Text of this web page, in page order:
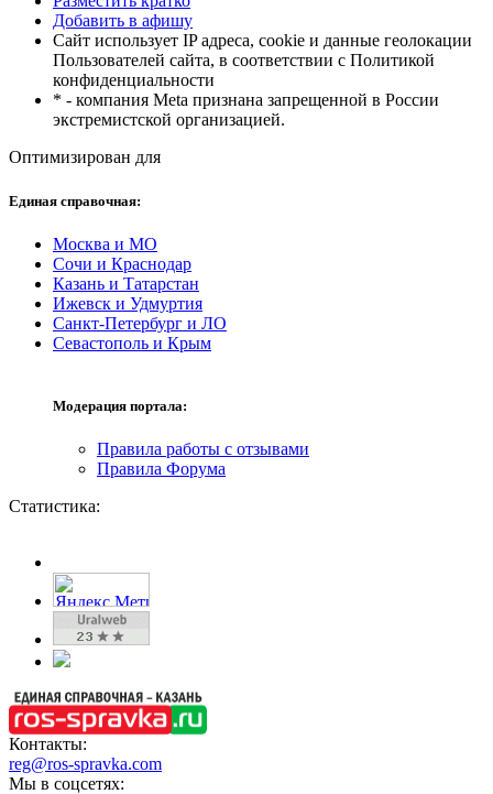
Добавить в афишу
Сайт использует IP адреса, cookie и данные геолокации
Пользователей сайта, в соответствии с Политикой
конфиденциальности
* - компания Meta признана запрещенной в России
экстремистской организацией.
Оптимизирован для
Единая справочная:
Москва и МО
Сочи и Краснодар
Казань и Татарстан
Ижевск и Удмуртия
Санкт-Петербург и ЛО
Севастополь и Крым
Модерация портала:
Правила работы с отзывами
Правила Форума
Статистика:
Контакты:
reg@ros-spravka.com
Мы в соцсетях: